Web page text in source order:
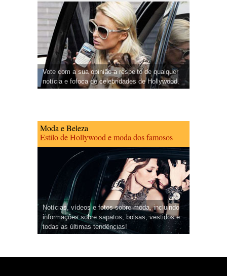
Vote com a sua opinião a respeito de qualquer
notícia e fofoca de celebridades de Hollywood.
Moda e Beleza
Estilo de Hollywood e moda dos famosos
Notícias, vídeos e fotos sobre moda, incluindo
informações sobre sapatos, bolsas, vestidos e
todas as últimas tendências!